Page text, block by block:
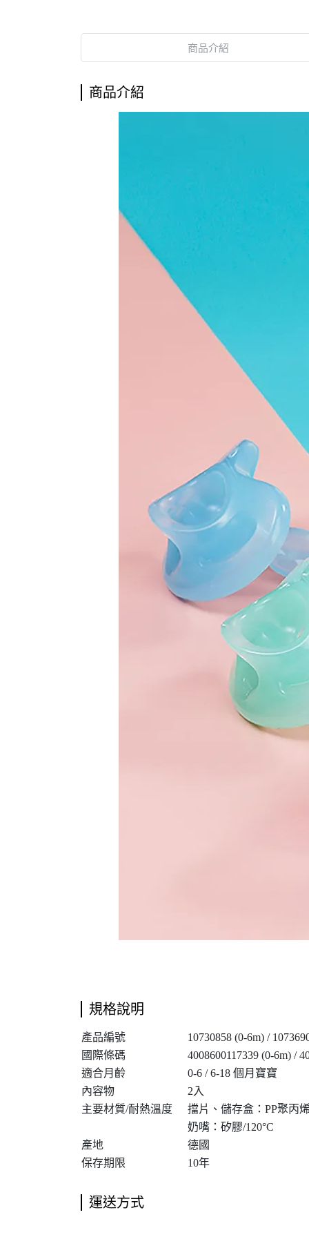
商品介紹
商品介紹
規格說明
產品編號
10730858 (0-6m) /
國際條碼
4008600117339 (0-6m) /
適合月齡
0-6 / 6-18 個月寶寶
內容物
2入
主要材質/耐熱溫度
擋片、儲存盒：PP聚丙
奶嘴：矽膠/120°C
產地
德國
保存期限
10年
運送方式